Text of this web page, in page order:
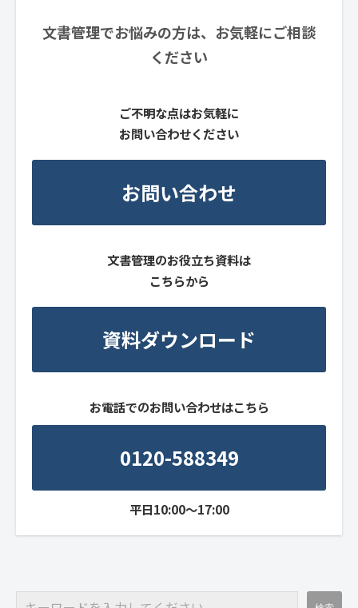
文書管理でお悩みの方は、お気軽にご相談
ください
ご不明な点はお気軽に
お問い合わせください
お問い合わせ
文書管理のお役立ち資料は
こちらから
資料ダウンロード
お電話でのお問い合わせはこちら
0120-588349
平日10:00～17:00